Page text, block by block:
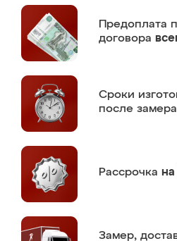
Предоплата
договора
Сроки
после замера
Рассрочка на
Замер,